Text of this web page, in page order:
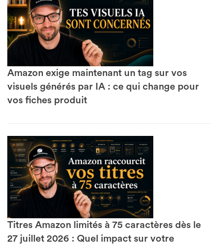
Amazon exige maintenant un tag sur vos
visuels générés par IA : ce qui change pour
vos fiches produit
Titres Amazon limités à 75 caractères dès le
27 juillet 2026 : Quel impact sur votre